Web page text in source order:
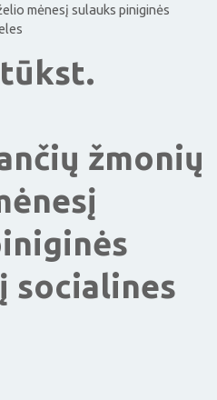
mėnesį sulauks piniginės
žmonių
socialines